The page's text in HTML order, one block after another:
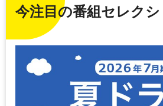
今注目の番組セレク